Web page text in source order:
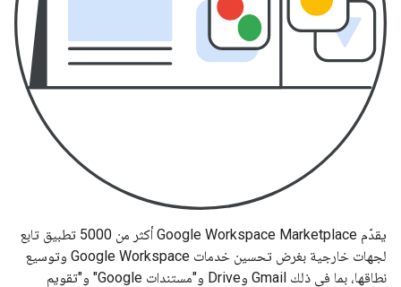
يقدّم Google Workspace Marketplace أكثر من 5000 تطبيق تابع
لجهات خارجية بغرض تحسين خدمات Google Workspace وتوسيع
نطاقها، بما في ذلك Gmail وDrive و"مستندات Google" و"تقويم